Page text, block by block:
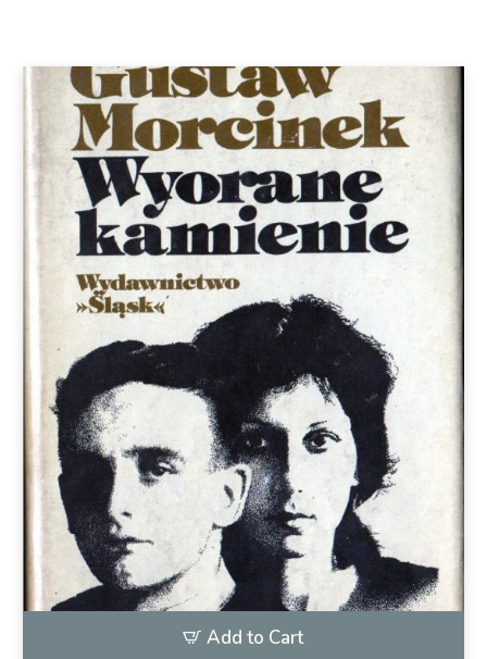
Add to Cart